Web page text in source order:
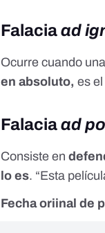
Falaciaad
Ocurre cuando
en absoluto, es
Falaciaad
Consiste en
lo es. “Esta
Fecha oriinal de